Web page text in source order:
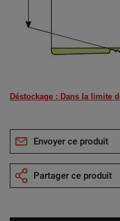
Déstockage : Dans la limite
Envoyer ce produit
Partager ce produit